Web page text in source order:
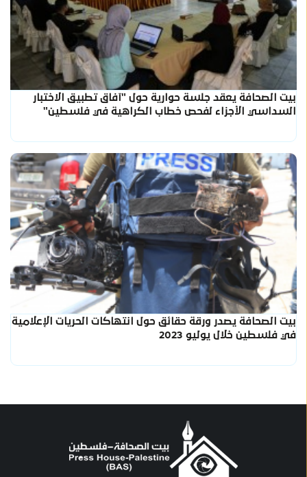
بيت الصحافة يعقد جلسة حوارية حول "آفاق تطبيق الاختبار
السداسي الأجزاء لفحص خطاب الكراهية في فلسطين"
بيت الصحافة يصدر ورقة حقائق حول انتهاكات الحريات الإعلامية
في فلسطين خلال يوليو 2023